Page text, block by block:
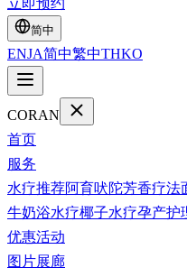
立即预约
简中
ENJA简中繁中THKO
CORAN
首页
服务
水疗推荐阿育吠陀芳香疗法
牛奶浴水疗椰子水疗孕产护
优惠活动
图片展廊